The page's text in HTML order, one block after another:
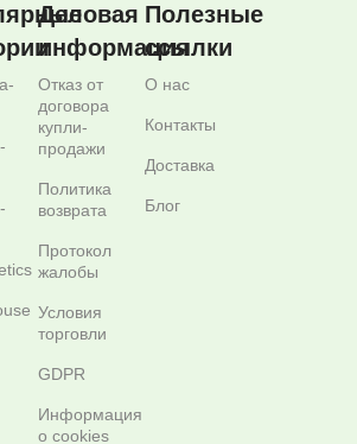
Деловая
информация
Отказ от
договора
купли-
продажи
Политика
возврата
Протокол
жалобы
Условия
торговли
GDPR
Информация
о cookies
Полезные
ссылки
О нас
Контакты
Доставка
Блог